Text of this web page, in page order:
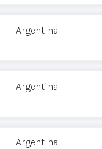
Argentina
Argentina
Argentina